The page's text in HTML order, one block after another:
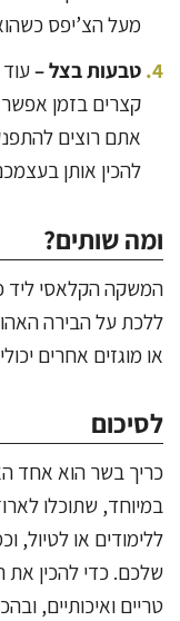
מעל הצ’יפס
טבעות בצל –
קצרים בזמן
אתם רוצים
להכין אותן
ומה שותים?
המשקה הקלאסי ליד
ללכת על הבירה
או מוגזים אחרים
לסיכום
כריך בשר הוא אחד
במיוחד, שתוכלו
ללימודים או לטיול,
שלכם. כדי להכין את
טריים ואיכותיים,